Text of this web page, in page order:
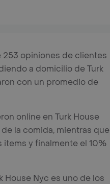
253 opiniones de clientes
a domicilio de Turk
con un promedio de
online en Turk House
la comida, mientras que
items y finalmente el 10%
House Nyc es uno de los